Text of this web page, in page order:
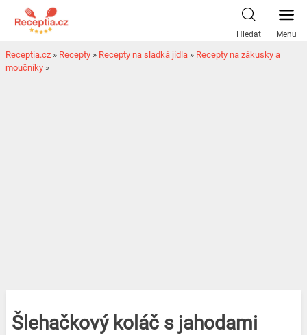
Hledat Menu
Receptia.cz » Recepty » Recepty na sladká jídla » Recepty na zákusky a
moučníky »
Šlehačkový koláč s jahodami